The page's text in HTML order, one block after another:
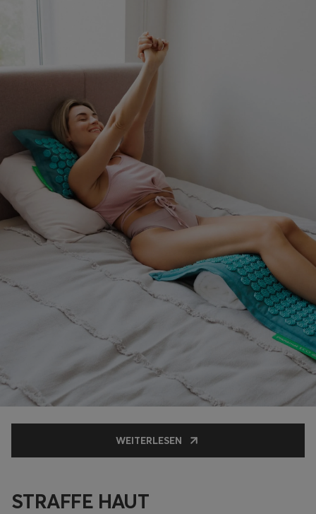
WEITERLESEN
STRAFFE HAUT